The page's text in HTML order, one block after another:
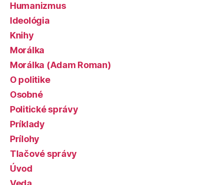
Humanizmus
Ideológia
Knihy
Morálka
Morálka (Adam Roman)
O politike
Osobné
Politické správy
Príklady
Prílohy
Tlačové správy
Úvod